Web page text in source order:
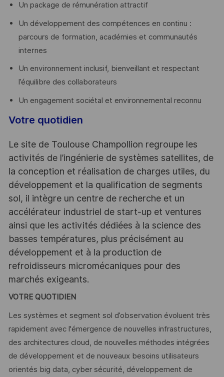
Un package de rémunération attractif
Un développement des compétences en continu :
parcours de formation, académies et communautés
internes
Un environnement inclusif, bienveillant et respectant
l’équilibre des collaborateurs
Un engagement sociétal et environnemental reconnu
Votre quotidien
Le site de Toulouse Champollion regroupe les
activités de l’ingénierie de systèmes satellites, de
la conception et réalisation de charges utiles, du
développement et la qualification de segments
sol, il intègre un centre de recherche et un
accélérateur industriel de start-up et ventures
ainsi que les activités dédiées à la science des
basses températures, plus précisément au
développement et à la production de
refroidisseurs micromécaniques pour des
marchés exigeants.
VOTRE QUOTIDIEN
Les systèmes et segment sol d’observation évoluent très
rapidement avec l'émergence de nouvelles infrastructures,
des architectures cloud, de nouvelles méthodes intégrées
de développement et de nouveaux besoins utilisateurs
orientés big data, cyber sécurité, développement de